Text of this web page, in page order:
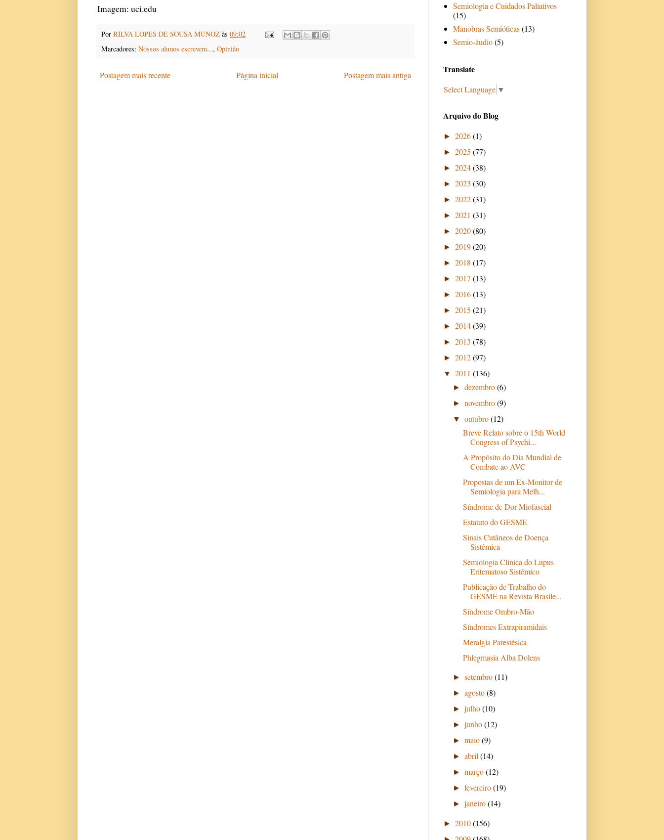
Imagem: uci.edu
Por RILVA LOPES DE SOUSA MUNOZ às 09:02
Marcadores: Nossos alunos escrevem..., Opinião
Postagem mais recente Postagem mais antiga
Página inicial
Semiologia e Cuidados Paliativos
(15)
Manobras Semióticas(13)
Semio-áudio(5)
Translate
Select Language ▼
Arquivo do Blog
► 2026(1)
► 2025 (77)
► 2024(38)
► 2023 (30)
► 2022(31)
► 2021 (31)
► 2020(80)
► 2019(20)
► 2018 (17)
► 2017 (13)
► 2016(13)
► 2015 (21)
► 2014(39)
► 2013 (78)
► 2012(97)
▼ 2011 (136)
►dezembro(6)
►novembro(9)
▼outubro(12)
Breve Relato sobre o 15th World
Congress of Psychi...
A Propósito do Dia Mundial de
Combate ao AVC
Propostas de um Ex-Monitor de
Semiologia para Melh...
Síndrome de Dor Miofascial
Estatuto do GESME
Sinais Cutâneos de Doença
Sistêmica
Semiologia Clínica do Lupus
Eritematoso Sistêmico
Publicação de Trabalho do
GESME na Revista Brasile...
Síndrome Ombro-Mão
Síndromes Extrapiramidais
Meralgia Parestésica
Phlegmasia Alba Dolens
►setembro(11)
►agosto(8)
►julho(10)
►junho(12)
►maio(9)
►abril(14)
►março(12)
►fevereiro(19)
►janeiro(14)
► 2010(156)